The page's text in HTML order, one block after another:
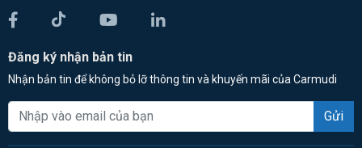
Đăng ký nhận bản tin
Nhận bản tin để không bỏ lỡ thông tin và khuyến mãi của Carmudi
Gửi